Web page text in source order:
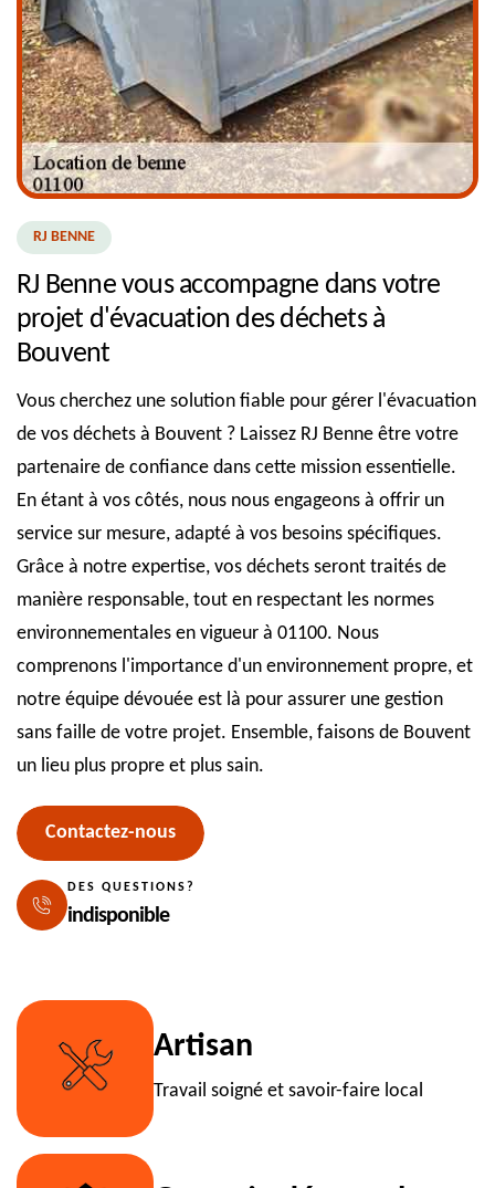
RJ BENNE
RJ Benne vous accompagne dans votre
projet d'évacuation des déchets à
Bouvent
Vous cherchez une solution fiable pour gérer l'évacuation
de vos déchets à Bouvent ? Laissez RJ Benne être votre
partenaire de confiance dans cette mission essentielle.
En étant à vos côtés, nous nous engageons à offrir un
service sur mesure, adapté à vos besoins spécifiques.
Grâce à notre expertise, vos déchets seront traités de
manière responsable, tout en respectant les normes
environnementales en vigueur à 01100. Nous
comprenons l'importance d'un environnement propre, et
notre équipe dévouée est là pour assurer une gestion
sans faille de votre projet. Ensemble, faisons de Bouvent
un lieu plus propre et plus sain.
Contactez-nous
DES QUESTIONS?
indisponible
Artisan
Travail soigné et savoir-faire local